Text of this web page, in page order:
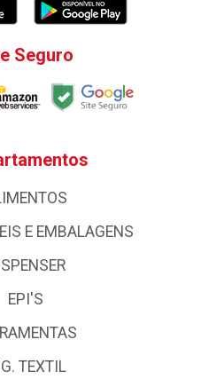
Seguro
E EMBALAGENS
EPI'S
TEXTIL